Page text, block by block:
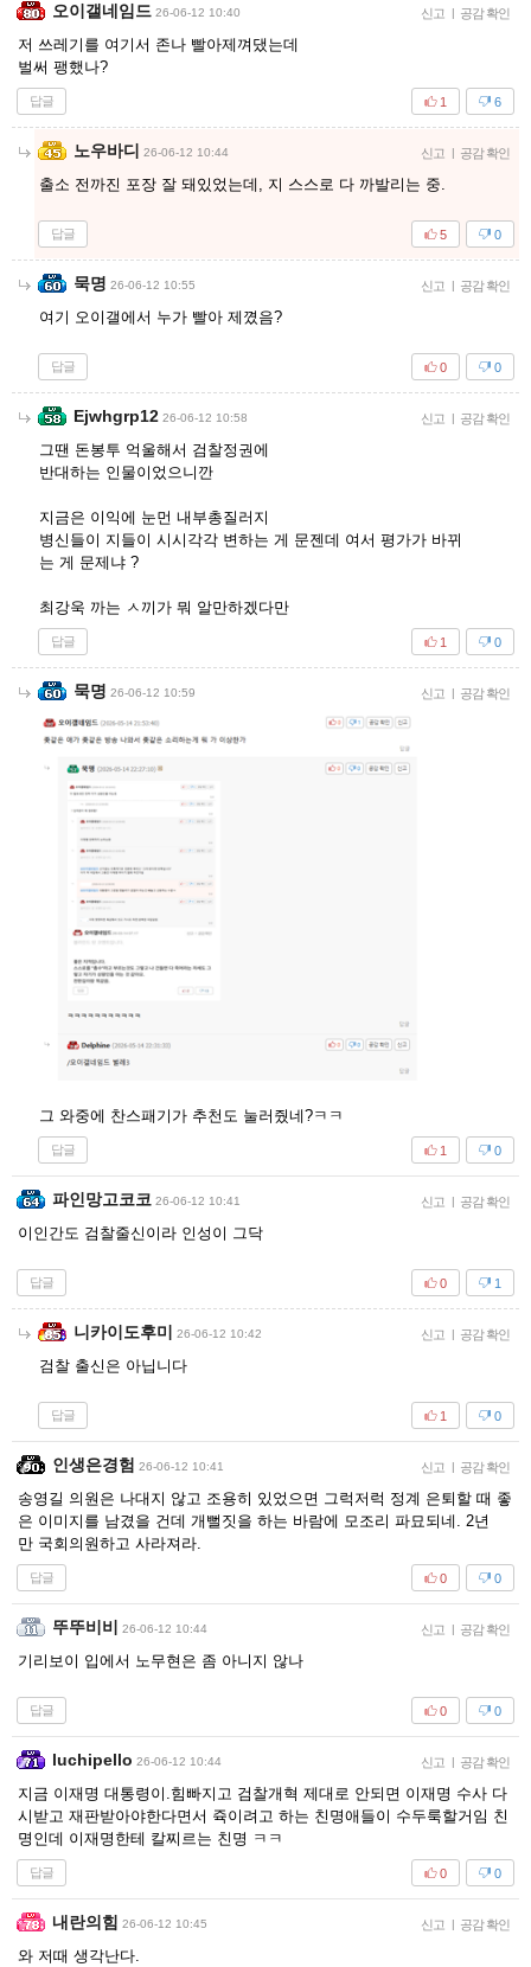
오이갤네임드 26-06-12 10:40 신고 | 공감 확인
저 쓰레기를 여기서 존나 빨아제껴댔는데
벌써 팽했나?
답글 6
1
노우바디 26-06-12 10:44 신고 | 공감 확인
출소 전까진 포장 잘 돼있었는데, 지 스스로 다 까발리는 중.
답글 0
5
묵명 26-06-12 10:55 신고 | 공감 확인
여기 오이갤에서 누가 빨아 제꼈음?
답글 0
0
Ejwhgrp12 26-06-12 10:58 신고 | 공감 확인
그땐 돈봉투 억울해서 검찰정권에
반대하는 인물이었으니깐
지금은 이익에 눈먼 내부총질러지
병신들이 지들이 시시각각 변하는 게 문젠데 여서 평가가 바뀌
는 게 문제냐 ?
최강욱 까는 ㅅ끼가 뭐 알만하겠다만
답글 0
1
묵명 26-06-12 10:59 신고 | 공감 확인
그 와중에 찬스패기가 추천도 눌러줬네?ㅋㅋ
답글 0
1
파인망고코코 26-06-12 10:41 신고 | 공감 확인
이인간도 검찰줄신이라 인성이 그닥
답글 1
0
니카이도후미 26-06-12 10:42 신고 | 공감 확인
검찰 출신은 아닙니다
답글 0
1
인생은경험 26-06-12 10:41 신고 | 공감 확인
송영길 의원은 나대지 않고 조용히 있었으면 그럭저럭 정계 은퇴할 때 좋
은 이미지를 남겼을 건데 개뻘짓을 하는 바람에 모조리 파묘되네. 2년
만 국회의원하고 사라져라.
답글 0
0
뚜뚜비비 26-06-12 10:44 신고 | 공감 확인
기리보이 입에서 노무현은 좀 아니지 않나
답글 0
0
luchipello 26-06-12 10:44 신고 | 공감 확인
지금 이재명 대통령이.힘빠지고 검찰개혁 제대로 안되면 이재명 수사 다
시받고 재판받아야한다면서 쥭이려고 하는 친명애들이 수두룩할거임 친
명인데 이재명한테 칼찌르는 친명 ㅋㅋ
답글 0
0
내란의힘 26-06-12 10:45 신고 | 공감 확인
와 저때 생각난다.